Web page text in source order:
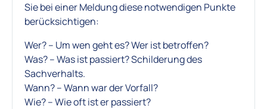
Sie bei einer Meldung diese notwendigen Punkte
berücksichtigen:
Wer? – Um wen geht es? Wer ist betroffen?
Was? – Was ist passiert? Schilderung des
Sachverhalts.
Wann? – Wann war der Vorfall?
Wie? – Wie oft ist er passiert?